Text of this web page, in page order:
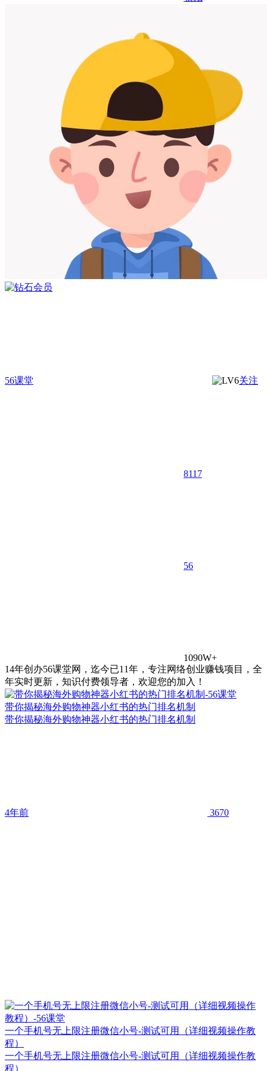
56课堂 关注
8117
56
1090W+
14年创办56课堂网，迄今已11年，专注网络创业赚钱项目，全
年实时更新，知识付费领导者，欢迎您的加入！
带你揭秘海外购物神器小红书的热门排名机制
带你揭秘海外购物神器小红书的热门排名机制
4年前 3670
一个手机号无上限注册微信小号-测试可用（详细视频操作教
程）
一个手机号无上限注册微信小号-测试可用（详细视频操作教
程）